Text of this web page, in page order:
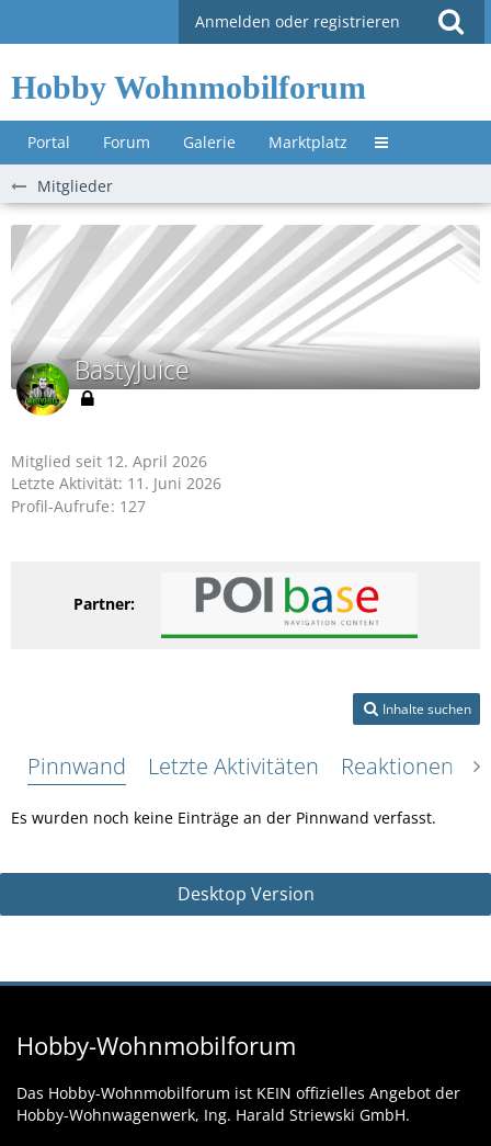
Anmelden oder registrieren
Hobby Wohnmobilforum
Portal Forum Galerie Marktplatz Untermenü »
Mitglieder
BastyJuice
Mitglied seit 12. April 2026
Letzte Aktivität: 11. Juni 2026
Profil-Aufrufe 127
Partner:
Inhalte suchen
Pinnwand Letzte Aktivitäten Reaktionen
Es wurden noch keine Einträge an der Pinnwand verfasst.
Desktop Version
Hobby-Wohnmobilforum
Das Hobby-Wohnmobilforum ist KEIN offizielles Angebot der
Hobby-Wohnwagenwerk, Ing. Harald Striewski GmbH.